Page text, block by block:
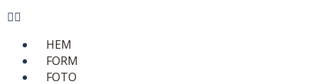
HEM
FORM
FOTO